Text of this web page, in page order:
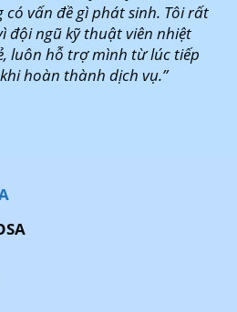
có vấn đề gì phát sinh. Tôi rất
đội ngũ kỹ thuật viên nhiệt
luôn hỗ trợ mình từ lúc tiếp
hoàn thành dịch vụ.”